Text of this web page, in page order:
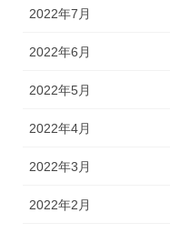
2022年7月
2022年6月
2022年5月
2022年4月
2022年3月
2022年2月